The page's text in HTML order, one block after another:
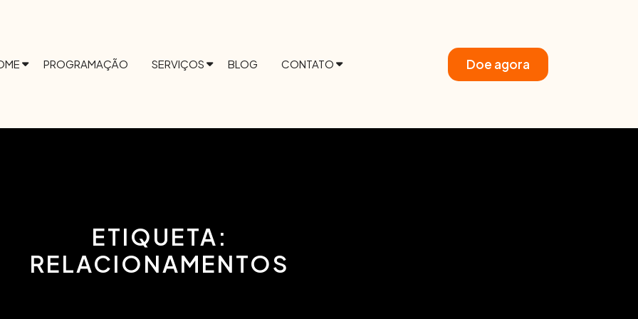
PROGRAMAÇÃO SERVIÇOS BLOG CONTATO Doe agora
ETIQUETA:
RELACIONAMENTOS